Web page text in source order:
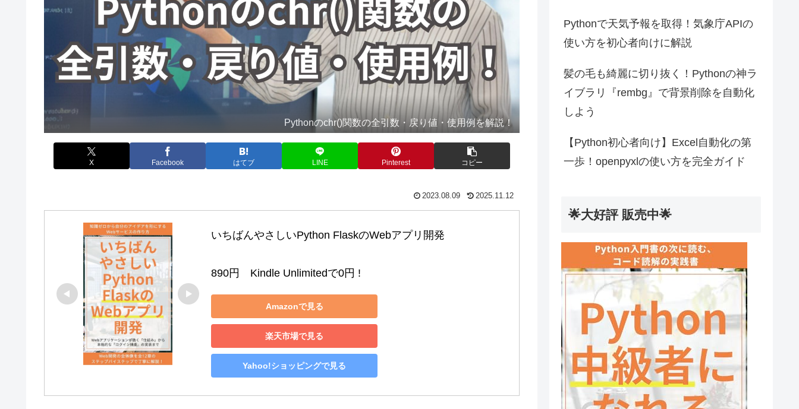
Pythonのchr()関数の全引数・戻り値・使用例を解説！
X Facebook はてブ LINE Pinterest コピー
2023.08.09 2025.11.12
いちばんやさしいPython FlaskのWebアプリ開発
890円　Kindle Unlimitedで0円 !
Amazonで見る
楽天市場で見る
Yahoo!ショッピングで見る
Pythonで天気予報を取得！気象庁APIの
使い方を初心者向けに解説
髪の毛も綺麗に切り抜く！Pythonの神ラ
イブラリ『rembg』で背景削除を自動化
しよう
【Python初心者向け】Excel自動化の第
一歩！openpyxlの使い方を完全ガイド
🌟大好評 販売中🌟